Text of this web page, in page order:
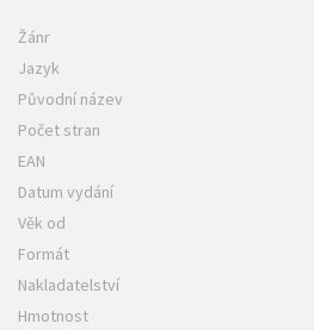
Žánr
Jazyk
Původní název
Počet stran
EAN
Datum vydání
Věk od
Formát
Nakladatelství
Hmotnost